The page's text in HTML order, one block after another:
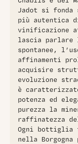
Jadot si fonda
più autentica
vinificazione
lascia parlare
spontanee,
affinamenti
acquisire
evoluzione
è
potenza ed
purezza la
raffinatezza
Ogni bottiglia
nella